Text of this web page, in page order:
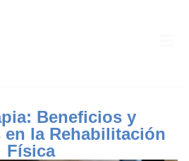
Beneficios y
la Rehabilitación
Física